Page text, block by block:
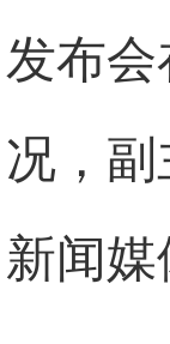
发布
况，
新闻媒